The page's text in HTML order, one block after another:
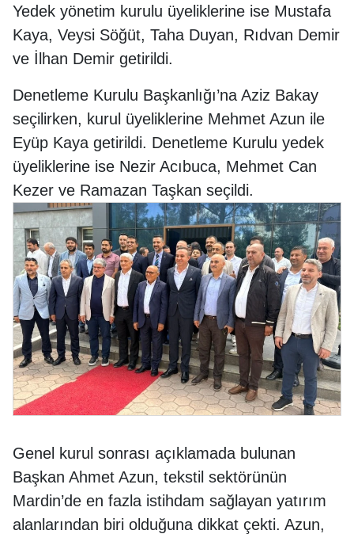
Yedek yönetim kurulu üyeliklerine ise Mustafa
Kaya, Veysi Söğüt, Taha Duyan, Rıdvan Demir
ve İlhan Demir getirildi.
Denetleme Kurulu Başkanlığı’na Aziz Bakay
seçilirken, kurul üyeliklerine Mehmet Azun ile
Eyüp Kaya getirildi. Denetleme Kurulu yedek
üyeliklerine ise Nezir Acıbuca, Mehmet Can
Kezer ve Ramazan Taşkan seçildi.
Genel kurul sonrası açıklamada bulunan
Başkan Ahmet Azun, tekstil sektörünün
Mardin’de en fazla istihdam sağlayan yatırım
alanlarından biri olduğuna dikkat çekti. Azun,